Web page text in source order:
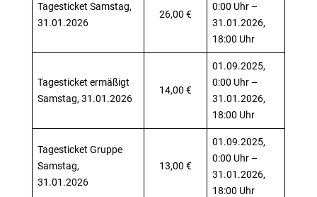
Tagesticket Samstag,
31.01.2026
26,00 €
0:00 Uhr –
31.01.2026,
18:00 Uhr
Tagesticket ermäßigt
Samstag, 31.01.2026
14,00 €
01.09.2025,
0:00 Uhr –
31.01.2026,
18:00 Uhr
Tagesticket Gruppe
Samstag,
31.01.2026
13,00 €
01.09.2025,
0:00 Uhr –
31.01.2026,
18:00 Uhr